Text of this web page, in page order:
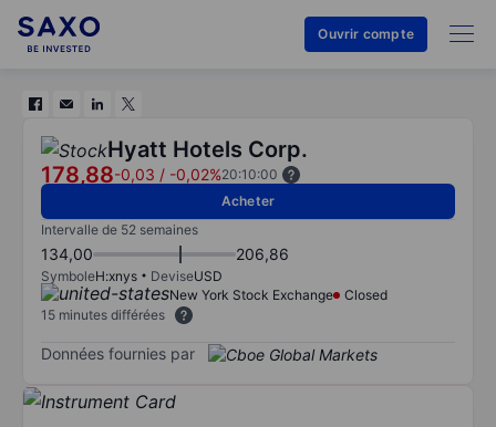
Ouvrir compte
Hyatt Hotels Corp.
178,88-0,03 / -0,02%20:10:00
Acheter
Intervalle de 52 semaines
134,00 206,86
SymboleH:xnys DeviseUSD
New York Stock Exchange
Closed
15 minutes différées
Données fournies par